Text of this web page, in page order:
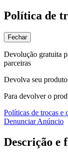
Política de
Fechar
Devolução gratuita
parceiras
Devolva seu
Para devolver o
Políticas de trocas e
Denunciar Anúncio
Descrição e